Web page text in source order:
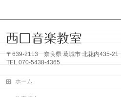
〒639-2113 奈良県 葛城市 北花内435-21
TEL 070-5438-4365
ホーム